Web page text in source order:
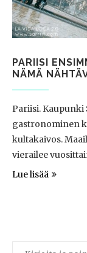
PARIISI
NÄMÄ
Pariisi. Kaupunki
gastronominen
kultakaivos.
vierailee
Lue lisää